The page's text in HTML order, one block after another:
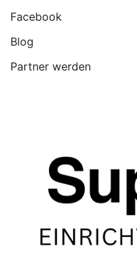
Facebook
Blog
Partner werden